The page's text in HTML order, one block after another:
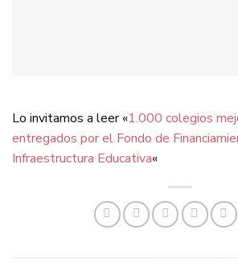
Lo invitamos a leer «1.000 colegios
entregados por el Fondo de
Infraestructura Educativa«